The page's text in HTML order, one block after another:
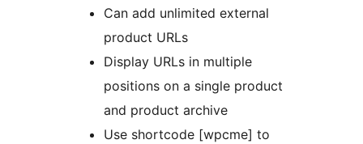
Can add unlimited external
product URLs
Display URLs in multiple
positions on a single product
and product archive
Use shortcode [wpcme] to